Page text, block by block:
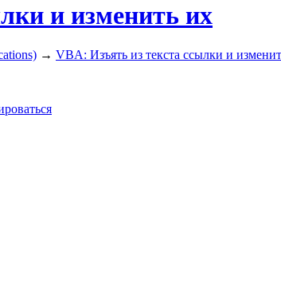
и изменить их
→ VBA: Изъять из текста ссылки и